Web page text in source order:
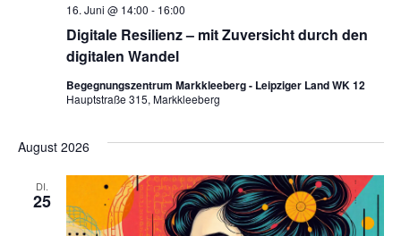
Digitale Resilienz – mit Zuversicht durch den
digitalen Wandel
16. Juni @ 14:00 - 16:00
Begegnungszentrum Markkleeberg - Leipziger Land WK 12
Hauptstraße 315, Markkleeberg
August 2026
DI.
25